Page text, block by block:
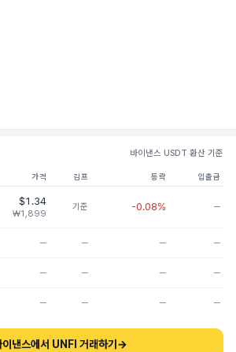
바이낸스 USDT 환산 기준
가격 김프 등락 입출금
$1.34
₩1,899
기준 -0.08% ─
─ ─ ─ ─
─ ─ ─ ─
─ ─ ─ ─
이낸스에서 UNFI 거래하기 →